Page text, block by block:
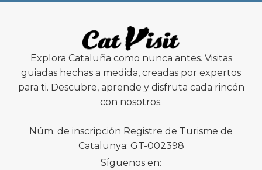
Explora Cataluña como nunca antes. Visitas
guiadas hechas a medida, creadas por expertos
para ti. Descubre, aprende y disfruta cada rincón
con nosotros.
Núm. de inscripción Registre de Turisme de
Catalunya: GT-002398
Síguenos en: